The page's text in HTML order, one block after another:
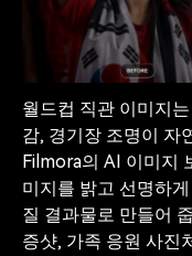
월드컵 직관 이미지
감, 경기장 조명이 자
Filmora의 AI 이미지
미지를 밝고 선명하
질 결과물로 만들어
증샷, 가족 응원 사진